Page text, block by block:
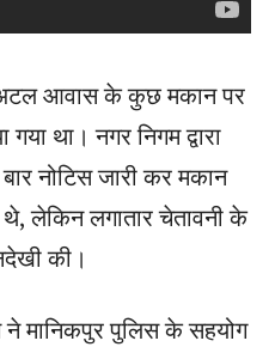
अटल आवास के कुछ मकान पर
था। नगर निगम द्वारा
नोटिस जारी कर मकान
लेकिन लगातार चेतावनी के
की।
ने मानिकपुर पुलिस के सहयोग